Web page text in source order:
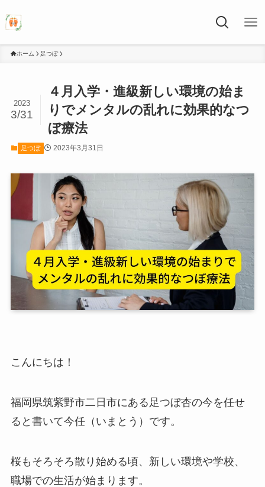
ホーム 足つぼ
４月入学・進級新しい環境の始ま
りでメンタルの乱れに効果的なつ
ぼ療法
2023
3/31
足つぼ 2023年3月31日
こんにちは！
福岡県筑紫野市二日市にある足つぼ杏の今を任せ
ると書いて今任（いまとう）です。
桜もそろそろ散り始める頃、新しい環境や学校、
職場での生活が始まります。